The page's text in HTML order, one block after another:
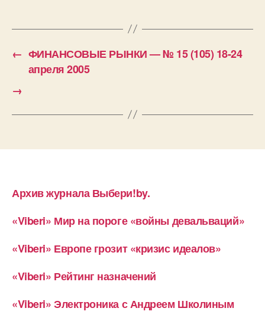
← ФИНАНСОВЫЕ РЫНКИ — № 15 (105) 18-24
апреля 2005
→
Архив журнала Выбери!by.
«Viberi» Мир на пороге «войны девальваций»
«Viberi» Европе грозит «кризис идеалов»
«Viberi» Рейтинг назначений
«Viberi» Электроника с Андреем Школиным